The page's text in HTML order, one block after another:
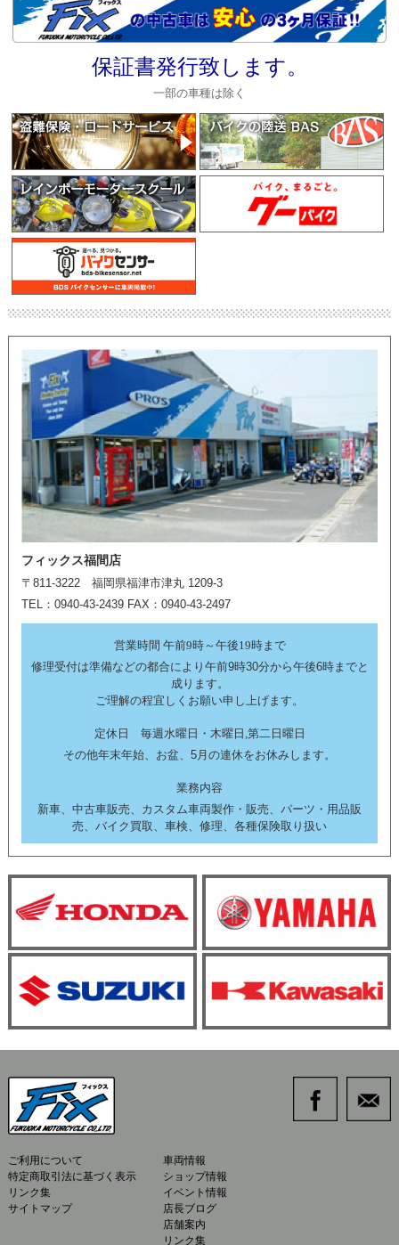
保証書発行致します。
一部の車種は除く
フィックス福間店
〒811-3222 福岡県福津市津丸 1209-3
TEL：0940-43-2439 FAX：0940-43-2497
営業時間 午前9時～午後19時まで
修理受付は準備などの都合により午前9時30分から午後6時までと
成ります。
ご理解の程宜しくお願い申し上げます。
定休日 毎週水曜日・木曜日,第二日曜日
その他年末年始、お盆、5月の連休をお休みします。
業務内容
新車、中古車販売、カスタム車両製作・販売、パーツ・用品販
売、バイク買取、車検、修理、各種保険取り扱い
ご利用について
特定商取引法に基づく表示
リンク集
サイトマップ
車両情報
ショップ情報
イベント情報
店長ブログ
店舗案内
リンク集